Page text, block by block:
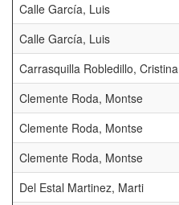
Calle García, Luis
Calle García, Luis
Carrasquilla Robledillo, Cristina
Clemente Roda, Montse
Clemente Roda, Montse
Clemente Roda, Montse
Del Estal Martinez, Marti